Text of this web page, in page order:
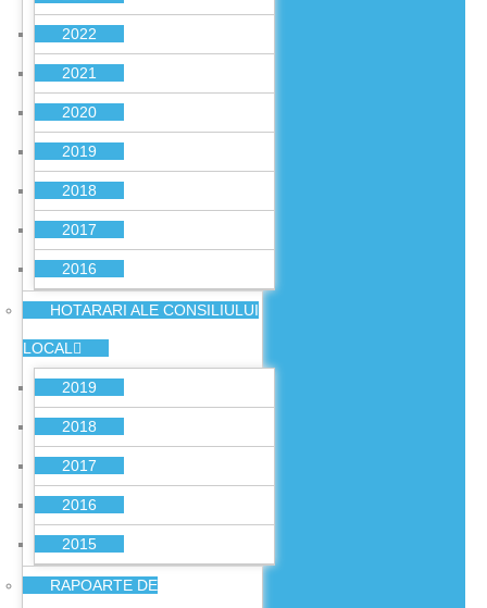
2022
2021
2020
2019
2018
2017
2016
HOTARARI ALE CONSILIULUI
LOCAL
2019
2018
2017
2016
2015
RAPOARTE DE